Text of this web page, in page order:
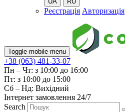
Реєстрація Авторизація
Toggle mobile menu
+38 (063) 481-33-07
Пн – Чт: з 10:00 до 16:00
Пт: з 10:00 до 15:00
Сб – Нд: Вихідний
Інтернет замовлення 24/7
Search